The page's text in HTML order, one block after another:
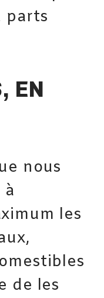
parts
EN
nous
les
de les